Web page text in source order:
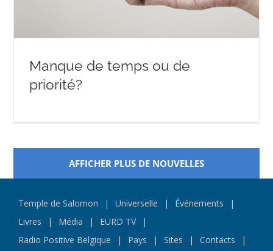
Manque de temps ou de
priorité?
AFFICHER PLUS DE NOUVELLES
Temple de Salomon Universelle
Événements
Livres
Média
EURD TV
Radio Positive Belgique
Pays Sites Contacts